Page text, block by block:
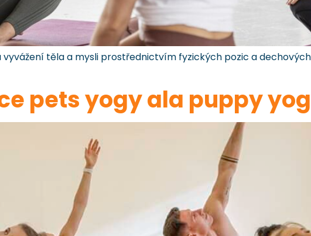
těla a mysli prostřednictvím fyzických pozic a
pets yogy ala puppy